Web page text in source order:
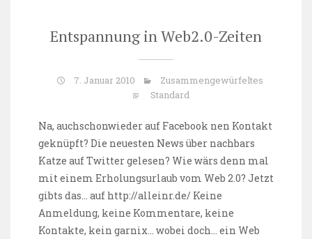
Entspannung in Web2.0-Zeiten
7. Januar 2010
Zusammengewürfeltes
Standard
Na, auchschonwieder auf Facebook nen Kontakt
geknüpft? Die neuesten News über nachbars
Katze auf Twitter gelesen? Wie wärs denn mal
mit einem Erholungsurlaub vom Web 2.0? Jetzt
gibts das… auf http://alleinr.de/ Keine
Anmeldung, keine Kommentare, keine
Kontakte, kein garnix… wobei doch… ein Web